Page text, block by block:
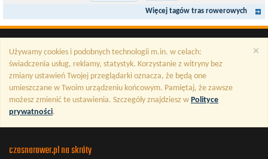
Więcej tagów tras rowerowych
×
Używamy cookies i podobnych technologii m.in. w celach:
świadczenia usług, reklamy, statystyk. Korzystanie z witryny bez
zmiany ustawień Twojej przeglądarki oznacza, że będą one
umieszczane w Twoim urządzeniu końcowym. Pamiętaj, że zawsze
możesz zmienić te ustawienia. Szczegóły znajdziesz w Polityce
prywatności.
czasnarower.pl na skróty